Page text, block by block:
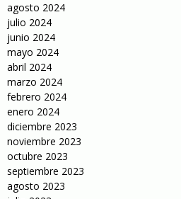
agosto 2024
julio 2024
junio 2024
mayo 2024
abril 2024
marzo 2024
febrero 2024
enero 2024
diciembre 2023
noviembre 2023
octubre 2023
septiembre 2023
agosto 2023